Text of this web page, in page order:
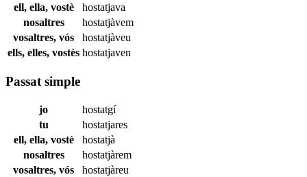
ell, ella, vostè
hostatjava
nosaltres
hostatjàvem
vosaltres, vós
hostatjàveu
ells, elles, vostès hostatjaven
Passat simple
jo
hostatgí
tu
hostatjares
ell, ella, vostè
hostatjà
nosaltres
hostatjàrem
vosaltres, vós
hostatjàreu